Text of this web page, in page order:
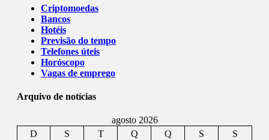
Criptomoedas
Bancos
Hotéis
Previsão do tempo
Telefones úteis
Horóscopo
Vagas de emprego
Arquivo de notícias
agosto 2026
D
S T Q Q S
S